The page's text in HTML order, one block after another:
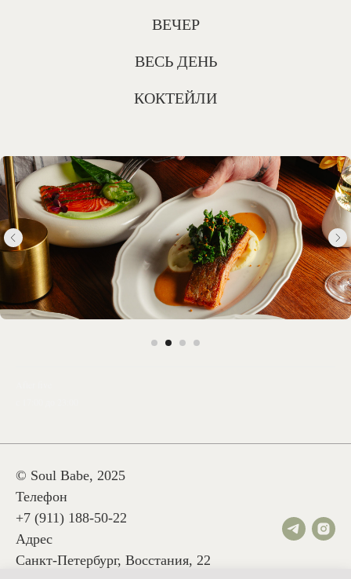
ВЕЧЕР
ВЕСЬ ДЕНЬ
КОКТЕЙЛИ
© Soul Babe, 2025
Телефон
+7 (911) 188-50-22
Адрес
Санкт-Петербург, Восстания, 22